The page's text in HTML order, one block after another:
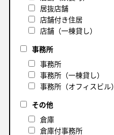
居抜店舗
店舗付き住居
店舗（一棟貸し）
事務所
事務所
事務所（一棟貸し）
事務所（オフィスビル）
その他
倉庫
倉庫付事務所